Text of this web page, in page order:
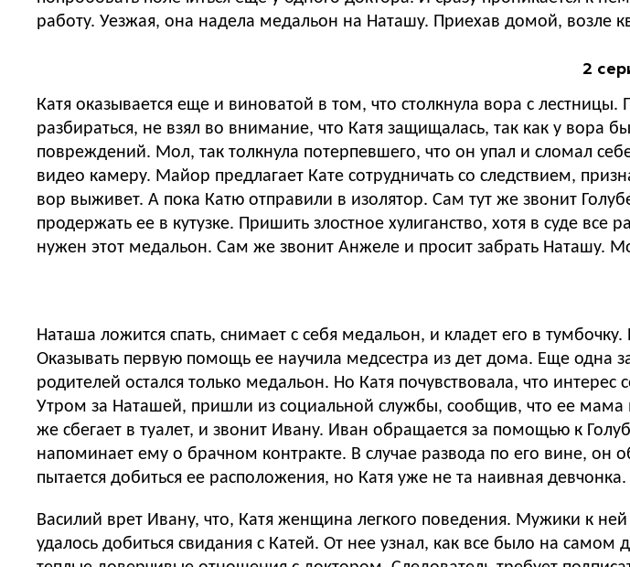
работу. Уезжая, она надела медальон на Наташу. Приехав домой, возле
2
Катя оказывается еще и виноватой в том, что столкнула вора с лестницы. Прибывший на место происшествия знакомый майор Петров не стал
разбираться, не взял во внимание, что Катя защищалась, так как у вора
повреждений. Мол, так толкнула потерпевшего, что он упал и сломал
видео камеру. Майор предлагает Кате сотрудничать со следствием,
вор выживет. А пока Катю отправили в изолятор. Сам тут же звонит
продержать ее в кутузке. Пришить злостное хулиганство, хотя в суде
нужен этот медальон. Сам же звонит Анжеле и просит забрать Наташу.
Наташа ложится спать, снимает с себя медальон, и кладет его в
Оказывать первую помощь ее научила медсестра из дет дома. Еще одна
родителей остался только медальон. Но Катя почувствовала, что
Утром за Наташей, пришли из социальной службы, сообщив, что ее мама
же сбегает в туалет, и звонит Ивану. Иван обращается за помощью к
напоминает ему о брачном контракте. В случае развода по его вине, он
пытается добиться ее расположения, но Катя уже не та наивная девчонка.
Василий врет Ивану, что, Катя женщина легкого поведения. Мужики к
удалось добиться свидания с Катей. От нее узнал, как все было на самом